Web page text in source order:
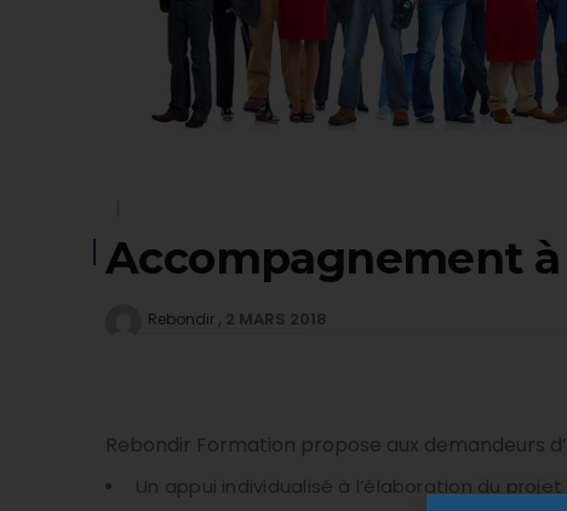
Accompagnement
Rebondir 2 MARS 2018
Rebondir Formation propose aux demandeurs
Un appui individualisé à l’élaboration du